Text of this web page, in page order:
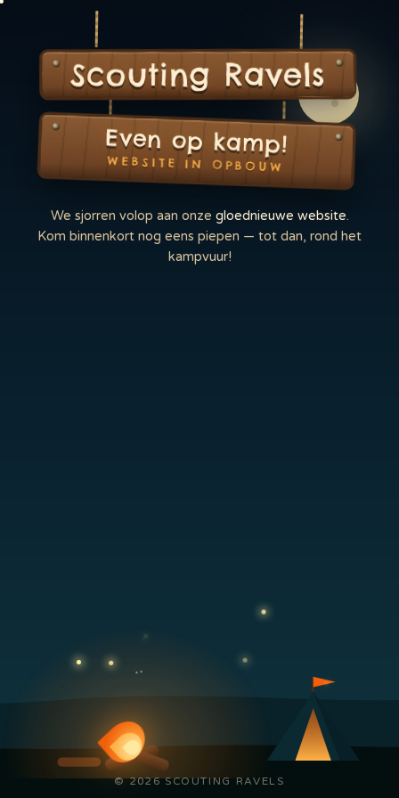
Scouting Ravels
Even op kamp!
WEBSITE IN OPBOUW
We sjorren volop aan onze gloednieuwe website.
Kom binnenkort nog eens piepen — tot dan, rond het
kampvuur!
© 2026 SCOUTING RAVELS